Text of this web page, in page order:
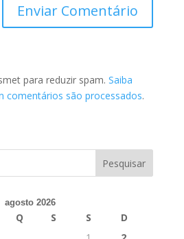
para reduzir spam. Saiba
comentários são processados.
agosto 2026
Q S S
D